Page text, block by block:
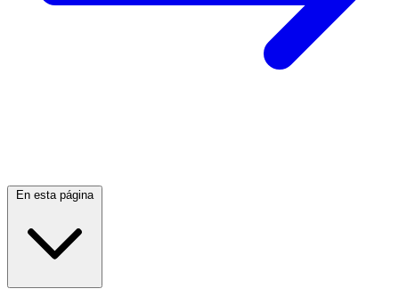
En esta página